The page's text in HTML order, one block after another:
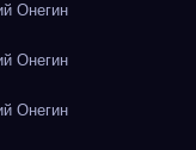
Онегин
Онегин
Онегин